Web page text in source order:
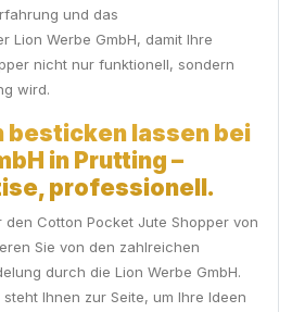
und das
Lion Werbe GmbH, damit Ihre
nicht nur funktionell, sondern
wird.
besticken lassen bei
in Prutting –
professionell.
Cotton Pocket Jute Shopper von
Sie von den zahlreichen
durch die Lion Werbe GmbH.
Ihnen zur Seite, um Ihre Ideen